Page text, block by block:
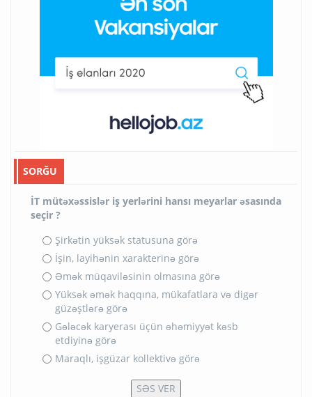
SORĞU
İT mütəxəssislər iş yerlərini hansı meyarlar əsasında
seçir ?
Şirkətin yüksək statusuna görə
İşin, layihənin xarakterinə görə
Əmək müqaviləsinin olmasına görə
Yüksək əmək haqqına, mükafatlara və digər
güzəştlərə görə
Gələcək karyerası üçün əhəmiyyət kəsb
etdiyinə görə
Maraqlı, işgüzar kollektivə görə